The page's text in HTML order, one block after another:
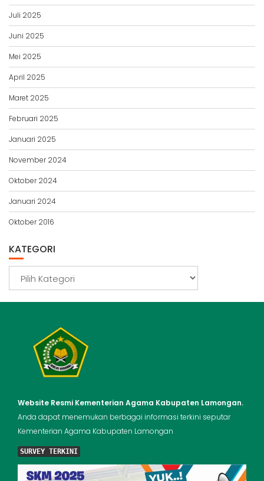
Juli 2025
Juni 2025
Mei 2025
April 2025
Maret 2025
Februari 2025
Januari 2025
November 2024
Oktober 2024
Januari 2024
Oktober 2016
KATEGORI
Website Resmi Kementerian Agama Kabupaten Lamongan.
Anda dapat menemukan berbagai informasi terkini seputar
Kementerian Agama Kabupaten Lamongan
SURVEY TERKINI